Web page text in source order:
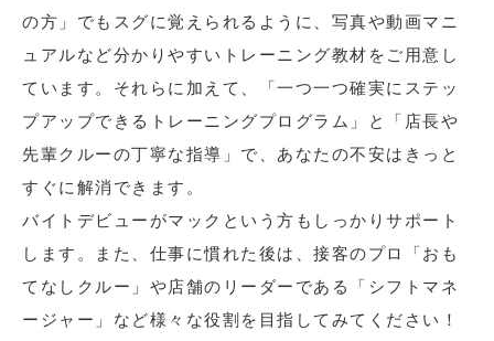
の方」でもスグに覚えられるように、写真や動画マニ
ュアルなど分かりやすいトレーニング教材をご用意し
ています。それらに加えて、「一つ一つ確実にステッ
プアップできるトレーニングプログラム」と「店長や
先輩クルーの丁寧な指導」で、あなたの不安はきっと
すぐに解消できます。
バイトデビューがマックという方もしっかりサポート
します。また、仕事に慣れた後は、接客のプロ「おも
てなしクルー」や店舗のリーダーである「シフトマネ
ージャー」など様々な役割を目指してみてください！